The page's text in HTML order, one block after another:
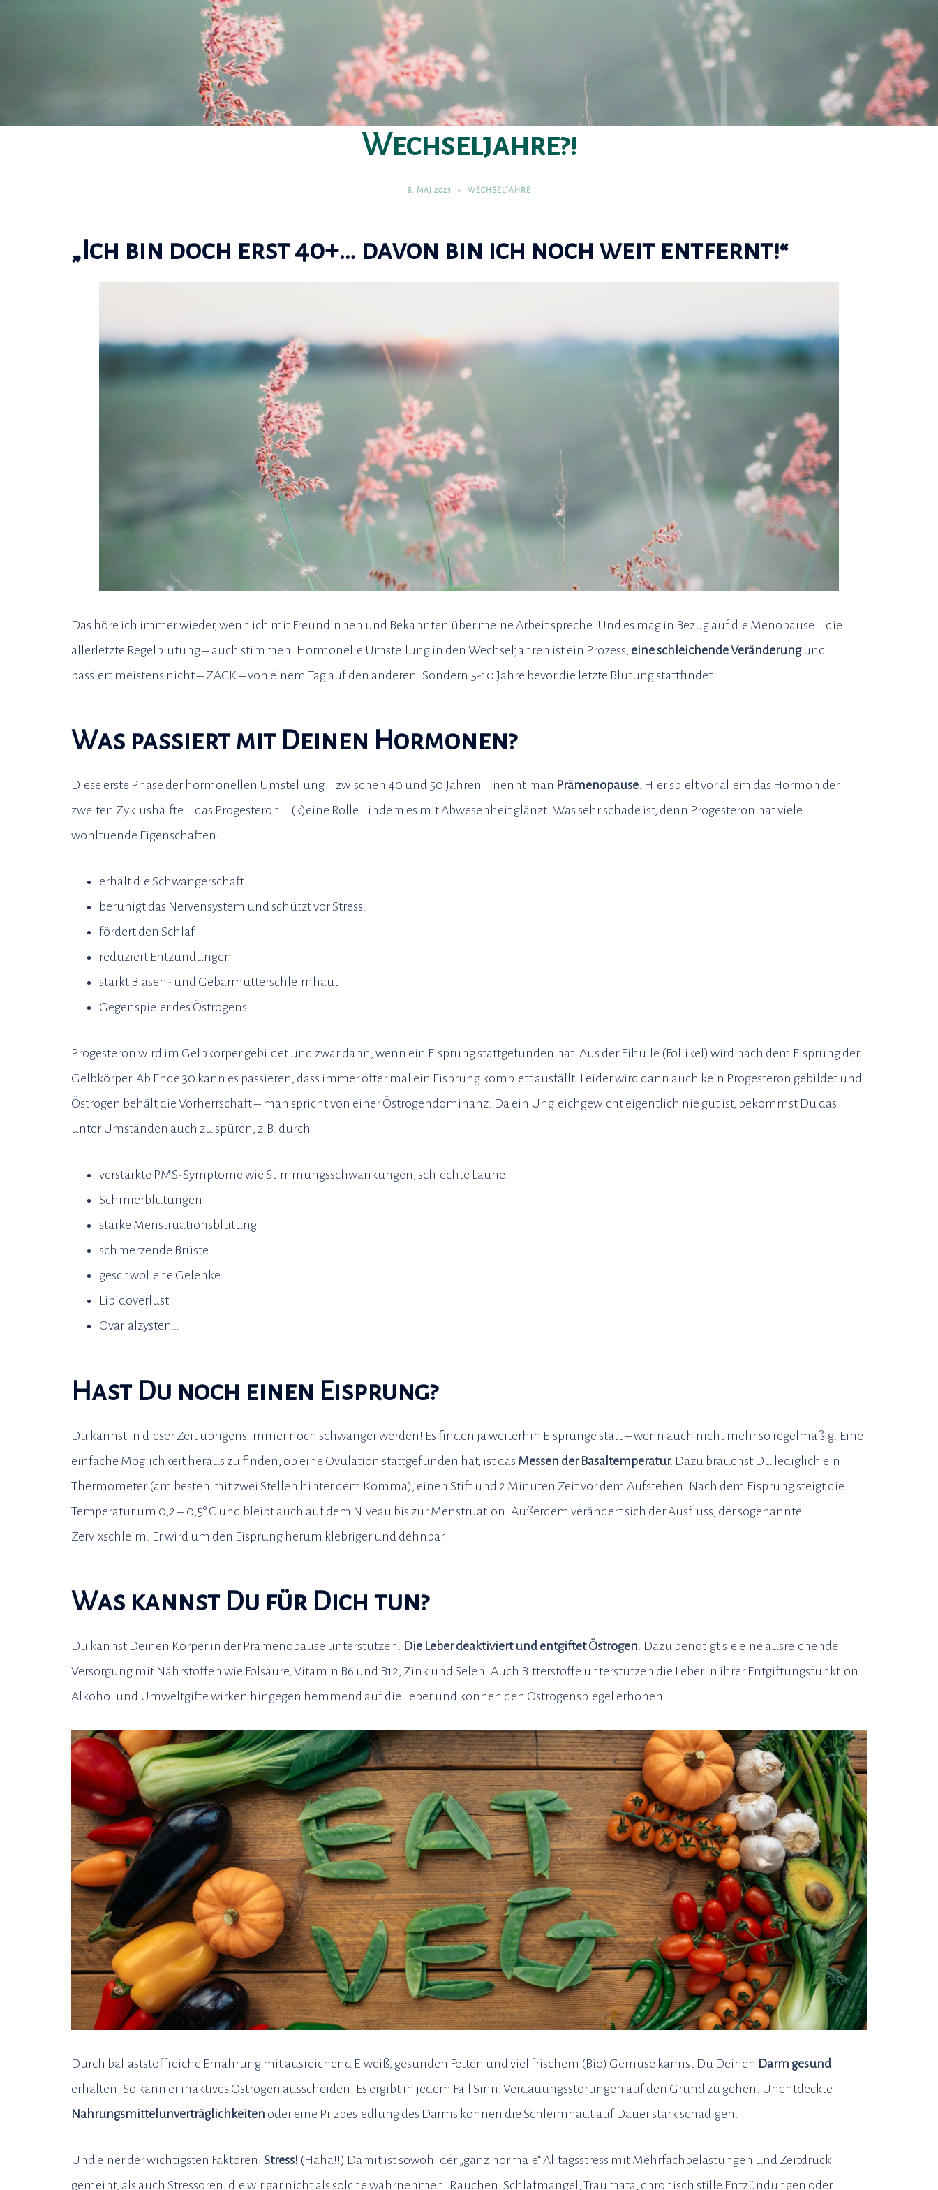
Wechseljahre?!
8. MAI 2023 WECHSELJAHRE
„Ich bin doch erst 40+… davon bin ich noch weit entfernt!“
Das höre ich immer wieder, wenn ich mit Freundinnen und Bekannten über meine Arbeit spreche. Und es mag in Bezug auf die Menopause – die
allerletzte Regelblutung – auch stimmen. Hormonelle Umstellung in den Wechseljahren ist ein Prozess, eine schleichende Veränderungund
passiert meistens nicht – ZACK – von einem Tag auf den anderen. Sondern 5-10 Jahre bevor die letzte Blutung stattfindet.
Was passiert mit Deinen Hormonen?
Diese erste Phase der hormonellen Umstellung – zwischen 40 und 50 Jahren – nennt man Prämenopause. Hier spielt vor allem das Hormon der
zweiten Zyklushälfte – das Progesteron – (k)eine Rolle… indem es mit Abwesenheit glänzt! Was sehr schade ist, denn Progesteron hat viele
wohltuende Eigenschaften:
erhält die Schwangerschaft!
beruhigt das Nervensystem und schützt vor Stress.
fördert den Schlaf
reduziert Entzündungen
stärkt Blasen- und Gebärmutterschleimhaut
Gegenspieler des Östrogens.
Progesteron wird im Gelbkörper gebildet und zwar dann, wenn ein Eisprung stattgefunden hat. Aus der Eihülle (Follikel) wird nach dem Eisprung der
Gelbkörper. Ab Ende 30 kann es passieren, dass immer öfter mal ein Eisprung komplett ausfällt. Leider wird dann auch kein Progesteron gebildet und
Östrogen behält die Vorherrschaft – man spricht von einer Östrogendominanz. Da ein Ungleichgewicht eigentlich nie gut ist, bekommst Du das
unter Umständen auch zu spüren, z.B. durch
verstärkte PMS-Symptome wie Stimmungsschwankungen, schlechte Laune
Schmierblutungen
starke Menstruationsblutung
schmerzende Brüste
geschwollene Gelenke
Libidoverlust
Ovarialzysten…
Hast Du noch einen Eisprung?
Du kannst in dieser Zeit übrigens immer noch schwanger werden! Es finden ja weiterhin Eisprünge statt – wenn auch nicht mehr so regelmäßig. Eine
einfache Möglichkeit heraus zu finden, ob eine Ovulation stattgefunden hat, ist das Messen der Basaltemperatur. Dazu brauchst Du lediglich ein
Thermometer (am besten mit zwei Stellen hinter dem Komma), einen Stift und 2 Minuten Zeit vor dem Aufstehen. Nach dem Eisprung steigt die
Temperatur um 0,2 – 0,5° C und bleibt auch auf dem Niveau bis zur Menstruation. Außerdem verändert sich der Ausfluss, der sogenannte
Zervixschleim. Er wird um den Eisprung herum klebriger und dehnbar.
Was kannst Du für Dich tun?
Du kannst Deinen Körper in der Prämenopause unterstützen. Die Leber deaktiviert und entgiftet Östrogen. Dazu benötigt sie eine ausreichende
Versorgung mit Nährstoffen wie Folsäure, Vitamin B6 und B12, Zink und Selen. Auch Bitterstoffe unterstützen die Leber in ihrer Entgiftungsfunktion.
Alkohol und Umweltgifte wirken hingegen hemmend auf die Leber und können den Östrogenspiegel erhöhen.
Durch ballaststoffreiche Ernährung mit ausreichend Eiweiß, gesunden Fetten und viel frischem (Bio) Gemüse kannst Du Deinen Darm gesund
erhalten. So kann er inaktives Östrogen ausscheiden. Es ergibt in jedem Fall Sinn, Verdauungsstörungen auf den Grund zu gehen. Unentdeckte
Nahrungsmittelunverträglichkeiten oder eine Pilzbesiedlung des Darms können die Schleimhaut auf Dauer stark schädigen.
Und einer der wichtigsten Faktoren: Stress! (Haha!!) Damit ist sowohl der „ganz normale“ Alltagsstress mit Mehrfachbelastungen und Zeitdruck
gemeint, als auch Stressoren, die wir gar nicht als solche wahrnehmen. Rauchen, Schlafmangel, Traumata, chronisch stille Entzündungen oder